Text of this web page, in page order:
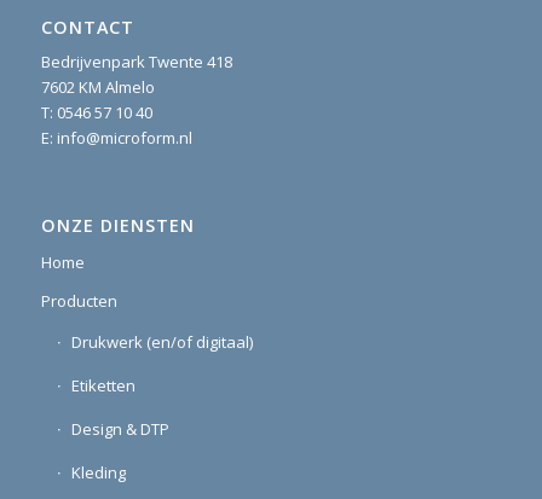
CONTACT
Bedrijvenpark Twente 418
7602 KM Almelo
T: 0546 57 10 40
E: info@microform.nl
ONZE DIENSTEN
Home
Producten
Drukwerk (en/of digitaal)
Etiketten
Design & DTP
Kleding